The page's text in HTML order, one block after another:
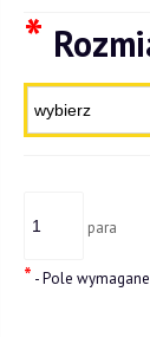
*
para
* - Pole wymagane